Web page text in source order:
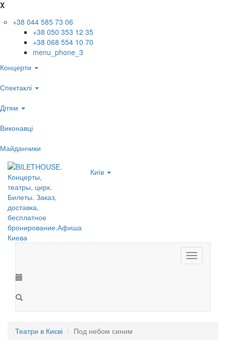
X
+38 044 585 73 06
+38 050 353 12 35
+38 068 554 10 70
menu_phone_3
Концерти
Спектаклі
Дітям
Виконавці
Майданчики
Київ
Toggle
navigation
Театри в Києві Под небом синим